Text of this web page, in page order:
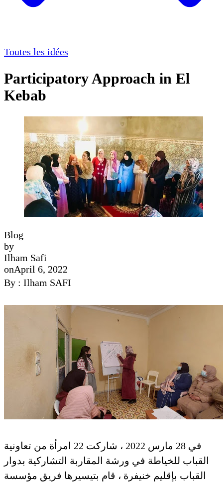
Toutes les idées
Participatory Approach in El
Kebab
Blog
by
Ilham Safi
onApril 6, 2022
By : Ilham SAFI
في 28 مارس 2022 ، شاركت 22 امرأة من تعاونية
القباب للخياطة في ورشة المقاربة التشاركية بدوار
القباب بإقليم خنيفرة ، قام بتيسيرها فريق مؤسسة